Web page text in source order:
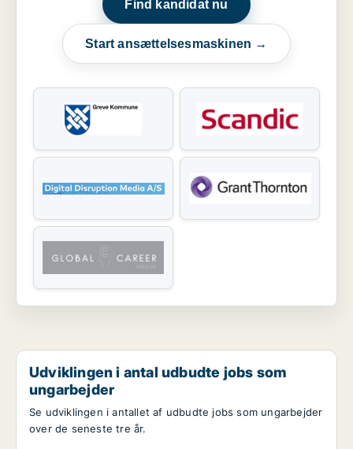
Find kandidat nu
Start ansættelsesmaskinen →
Udviklingen i antal udbudte jobs som
ungarbejder
Se udviklingen i antallet af udbudte jobs som ungarbejder
over de seneste tre år.